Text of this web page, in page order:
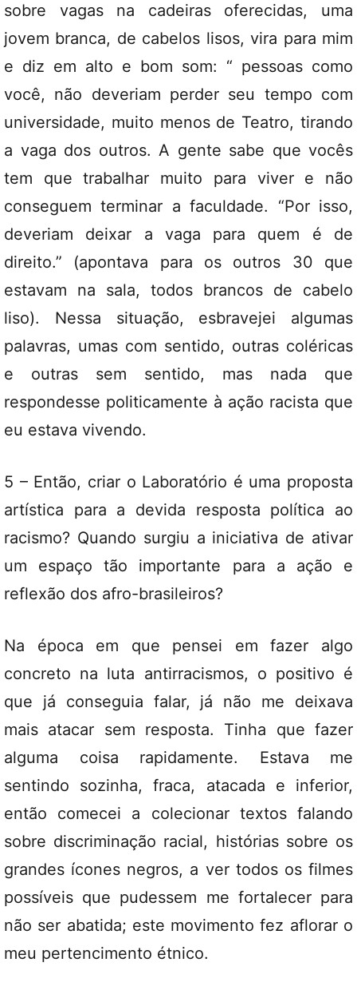
sobre vagas na cadeiras oferecidas, uma
jovem branca, de cabelos lisos, vira para mim
e diz em alto e bom som: “ pessoas como
você, não deveriam perder seu tempo com
universidade, muito menos de Teatro, tirando
a vaga dos outros. A gente sabe que vocês
tem que trabalhar muito para viver e não
conseguem terminar a faculdade. “Por isso,
deveriam deixar a vaga para quem é de
direito.” (apontava para os outros 30 que
estavam na sala, todos brancos de cabelo
liso). Nessa situação, esbravejei algumas
palavras, umas com sentido, outras coléricas
e outras sem sentido, mas nada que
respondesse politicamente à ação racista que
eu estava vivendo.
5 – Então, criar o Laboratório é uma proposta
artística para a devida resposta política ao
racismo? Quando surgiu a iniciativa de ativar
um espaço tão importante para a ação e
reflexão dos afro-brasileiros?
Na época em que pensei em fazer algo
concreto na luta antirracismos, o positivo é
que já conseguia falar, já não me deixava
mais atacar sem resposta. Tinha que fazer
alguma coisa rapidamente. Estava me
sentindo sozinha, fraca, atacada e inferior,
então comecei a colecionar textos falando
sobre discriminação racial, histórias sobre os
grandes ícones negros, a ver todos os filmes
possíveis que pudessem me fortalecer para
não ser abatida; este movimento fez aflorar o
meu pertencimento étnico.